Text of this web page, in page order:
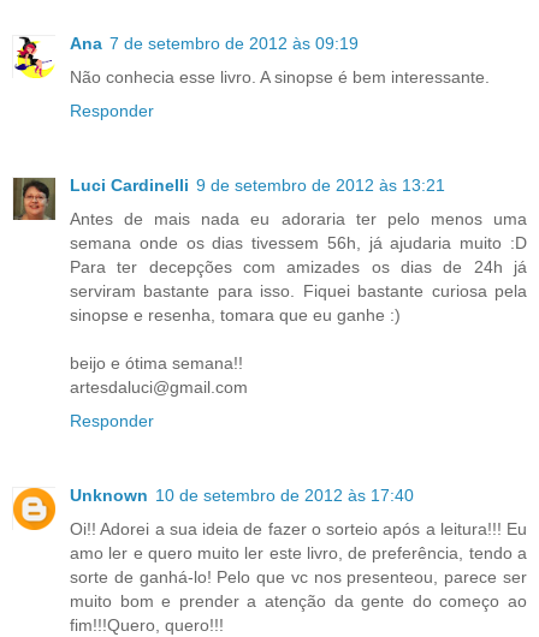
Ana 7 de setembro de 2012 às 09:19
Não conhecia esse livro. A sinopse é bem interessante.
Responder
Luci Cardinelli 9 de setembro de 2012 às 13:21
Antes de mais nada eu adoraria ter pelo menos uma
semana onde os dias tivessem 56h, já ajudaria muito :D
Para ter decepções com amizades os dias de 24h já
serviram bastante para isso. Fiquei bastante curiosa pela
sinopse e resenha, tomara que eu ganhe :)
beijo e ótima semana!!
artesdaluci@gmail.com
Responder
Unknown 10 de setembro de 2012 às 17:40
Oi!! Adorei a sua ideia de fazer o sorteio após a leitura!!! Eu
amo ler e quero muito ler este livro, de preferência, tendo a
sorte de ganhá-lo! Pelo que vc nos presenteou, parece ser
muito bom e prender a atenção da gente do começo ao
fim!!!Quero, quero!!!